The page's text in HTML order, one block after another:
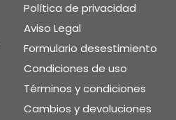
Política de privacidad
Aviso Legal
Formulario desestimiento
Condiciones de uso
Términos y condiciones
Cambios y devoluciones